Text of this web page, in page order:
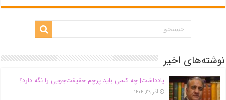
نوشته‌های اخیر
یادداشت| ‌چه کسی باید پرچم حقیقت‌جویی را نگه دارد؟
آذر ۲۹, ۱۴۰۴